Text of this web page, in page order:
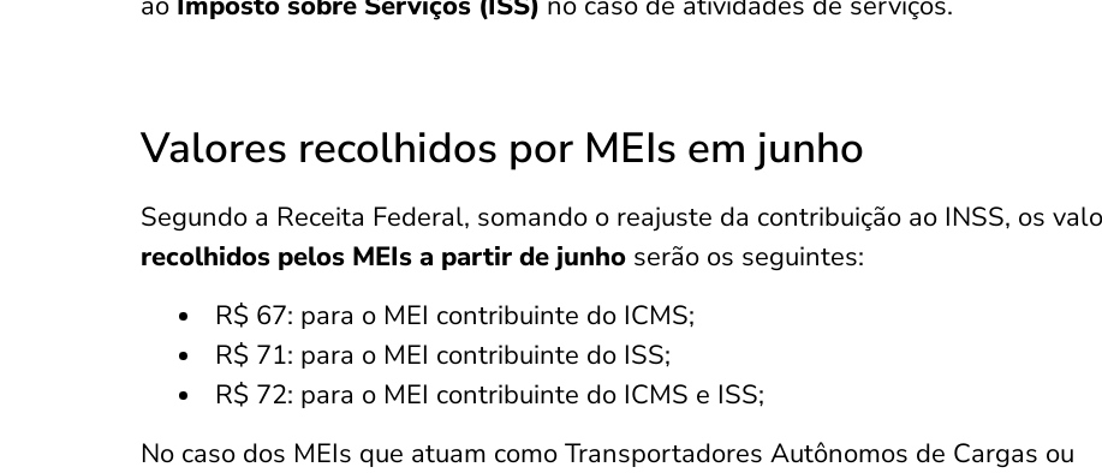
Valores recolhidos por MEIs em junho
Segundo a Receita Federal, somando o reajuste da contribuição ao INSS, os
recolhidos pelos MEIs a partir de junho serão os seguintes:
R$ 67: para o MEI contribuinte do ICMS;
R$ 71: para o MEI contribuinte do ISS;
R$ 72: para o MEI contribuinte do ICMS e ISS;
No caso dos MEIs que atuam como Transportadores Autônomos de Cargas ou